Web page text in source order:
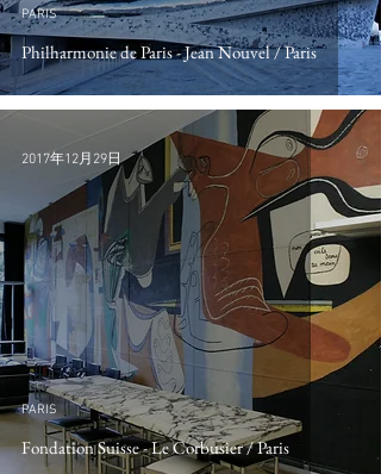
Philharmonie de Paris - Jean Nouvel / Paris
PARIS
Fondation Suisse - Le Corbusier / Paris
PARIS
2017年12月29日